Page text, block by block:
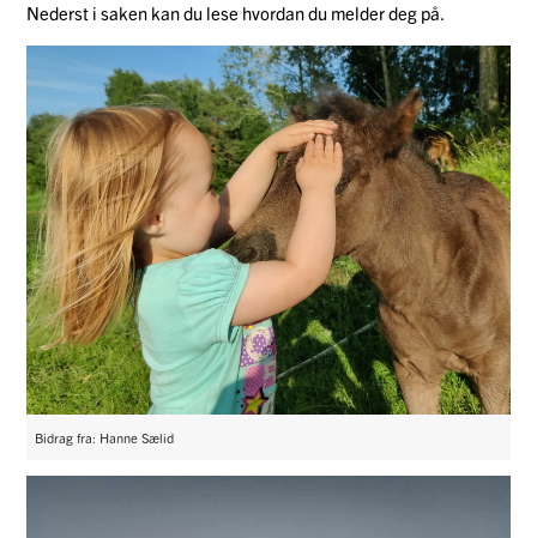
Nederst i saken kan du lese hvordan du melder deg på.
Bidrag fra: Hanne Sælid